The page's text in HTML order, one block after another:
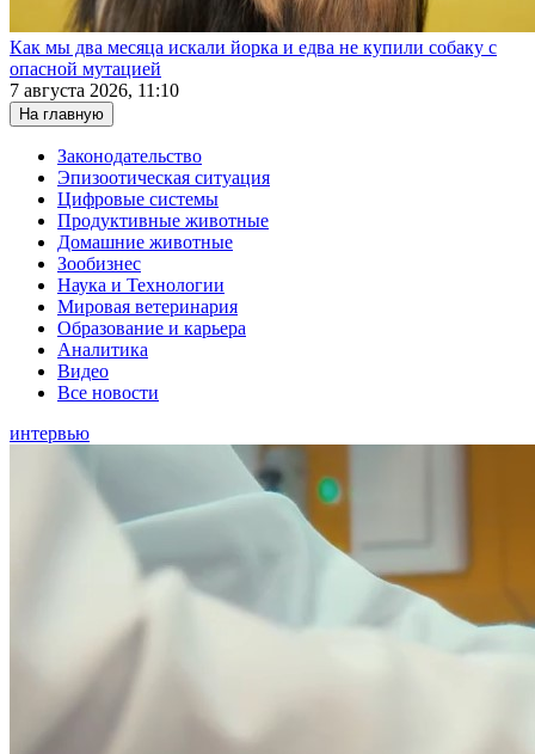
Как мы два месяца искали йорка и едва не купили собаку с
опасной мутацией
7 августа 2026, 11:10
На главную
Законодательство
Эпизоотическая ситуация
Цифровые системы
Продуктивные животные
Домашние животные
Зообизнес
Наука и Технологии
Мировая ветеринария
Образование и карьера
Аналитика
Видео
Все новости
интервью